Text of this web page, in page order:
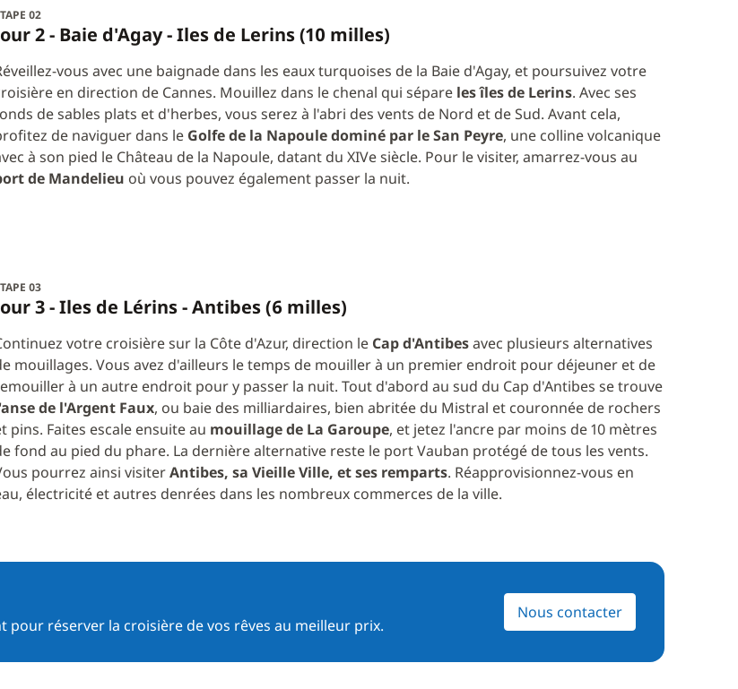
02
2 - Baie d'Agay - Iles de Lerins (10 milles)
vous avec une baignade dans les eaux turquoises de la Baie d'Agay, et poursuivez votre
en direction de Cannes. Mouillez dans le chenal qui sépare les îles de Lerins. Avec ses
de sables plats et d'herbes, vous serez à l'abri des vents de Nord et de Sud. Avant cela,
de naviguer dans le Golfe de la Napoule dominé par le San Peyre, une colline volcanique
à son pied le Château de la Napoule, datant du XIVe siècle. Pour le visiter, amarrez-vous au
de Mandelieu où vous pouvez également passer la nuit.
03
3 - Iles de Lérins - Antibes (6 milles)
votre croisière sur la Côte d'Azur, direction le Cap d'Antibesavec plusieurs alternatives
mouillages. Vous avez d'ailleurs le temps de mouiller à un premier endroit pour déjeuner et de
à un autre endroit pour y passer la nuit. Tout d'abord au sud du Cap d'Antibes se trouve
de l'Argent Faux, ou baie des milliardaires, bien abritée du Mistral et couronnée de rochers
pins. Faites escale ensuite au mouillage de La Garoupe, et jetez l'ancre par moins de 10 mètres
fond au pied du phare. La dernière alternative reste le port Vauban protégé de tous les vents.
pourrez ainsi visiterAntibes, sa Vieille Ville, et ses remparts. Réapprovisionnez-vous en
électricité et autres denrées dans les nombreux commerces de la ville.
pour réserver la croisière de vos rêves au meilleur prix.
Nous contacter